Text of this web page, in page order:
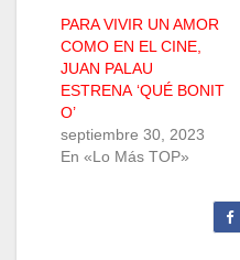
PARA VIVIR UN AMOR
COMO EN EL CINE,
JUAN PALAU
ESTRENA ‘QUÉ BONIT
O’
septiembre 30, 2023
En «Lo Más TOP»